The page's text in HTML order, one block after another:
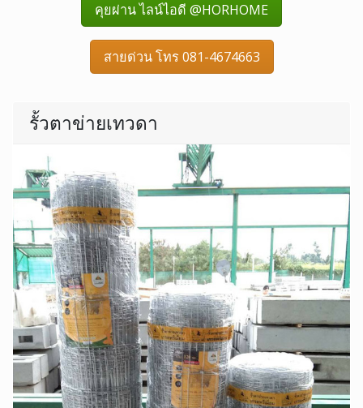
คุยผ่าน ไลน์ไอดี @HORHOME
สายด่วน โทร 081-4674663
รั้วตาข่ายเทวดา